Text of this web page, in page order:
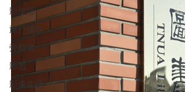
影生活
旅行攝影
旁觀者
影思
影像生活